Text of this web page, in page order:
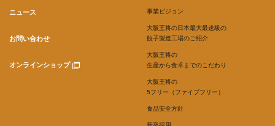
ニュース
お問い合わせ
オンラインショップ
事業ビジョン
大阪王将の日本最大最速級の
餃子製造工場のご紹介
大阪王将の
生産から食卓までのこだわり
大阪王将の
5フリー（ファイブフリー）
食品安全方針